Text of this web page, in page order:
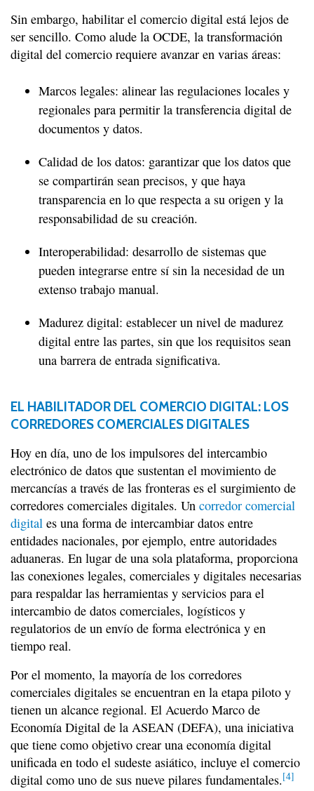
Sin embargo, habilitar el comercio digital está lejos de
ser sencillo. Como alude la OCDE, la transformación
digital del comercio requiere avanzar en varias áreas:
Marcos legales: alinear las regulaciones locales y
regionales para permitir la transferencia digital de
documentos y datos.
Calidad de los datos: garantizar que los datos que
se compartirán sean precisos, y que haya
transparencia en lo que respecta a su origen y la
responsabilidad de su creación.
Interoperabilidad: desarrollo de sistemas que
pueden integrarse entre sí sin la necesidad de un
extenso trabajo manual.
Madurez digital: establecer un nivel de madurez
digital entre las partes, sin que los requisitos sean
una barrera de entrada significativa.
EL HABILITADOR DEL COMERCIO DIGITAL: LOS
CORREDORES COMERCIALES DIGITALES
Hoy en día, uno de los impulsores del intercambio
electrónico de datos que sustentan el movimiento de
mercancías a través de las fronteras es el surgimiento de
corredores comerciales digitales. Un corredor comercial
digital es una forma de intercambiar datos entre
entidades nacionales, por ejemplo, entre autoridades
aduaneras. En lugar de una sola plataforma, proporciona
las conexiones legales, comerciales y digitales necesarias
para respaldar las herramientas y servicios para el
intercambio de datos comerciales, logísticos y
regulatorios de un envío de forma electrónica y en
tiempo real.
Por el momento, la mayoría de los corredores
comerciales digitales se encuentran en la etapa piloto y
tienen un alcance regional. El Acuerdo Marco de
Economía Digital de la ASEAN (DEFA), una iniciativa
que tiene como objetivo crear una economía digital
unificada en todo el sudeste asiático, incluye el comercio
digital como uno de sus nueve pilares fundamentales.[4]